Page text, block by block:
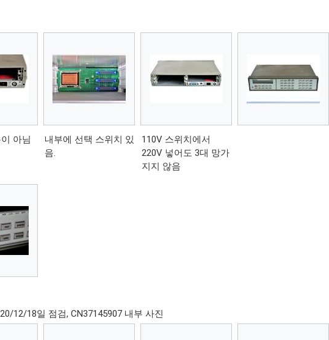
아님
내부에 선택 스위치 있
음.
110V 스위치에서
220V 넣어도 3대 망가
지지 않음
12/18일 점검, CN37145907 내부 사진